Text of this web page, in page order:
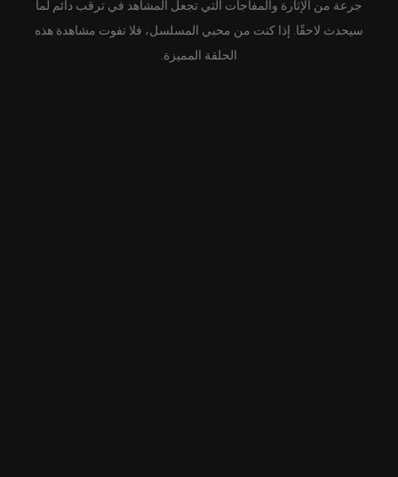
جرعة من الإثارة والمفاجآت التي تجعل المشاهد في ترقب دائم لما
سيحدث لاحقًا. إذا كنت من محبي المسلسل، فلا تفوت مشاهدة هذه
الحلقة المميزة.